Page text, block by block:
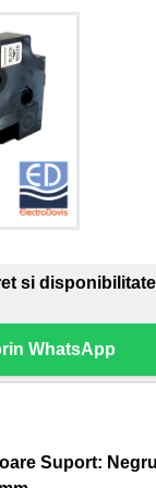
si
WhatsApp
Suport: